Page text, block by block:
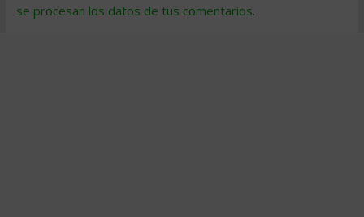
se procesan los datos de tus comentarios.